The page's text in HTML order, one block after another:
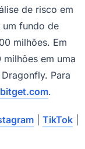
de risco em
um fundo de
milhões. Em
em uma
Para
.
TikTok